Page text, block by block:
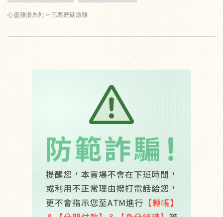
心靈雞湯糸列 巴西磨菇燉雞